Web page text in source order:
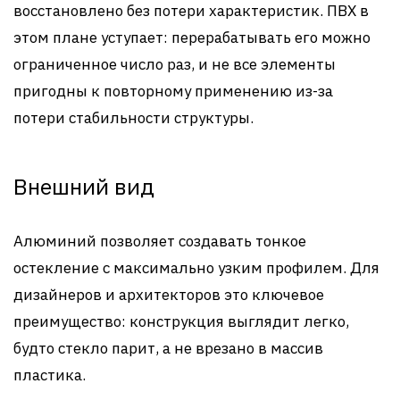
восстановлено без потери характеристик. ПВХ в
этом плане уступает: перерабатывать его можно
ограниченное число раз, и не все элементы
пригодны к повторному применению из-за
потери стабильности структуры.
Внешний вид
Алюминий позволяет создавать тонкое
остекление с максимально узким профилем. Для
дизайнеров и архитекторов это ключевое
преимущество: конструкция выглядит легко,
будто стекло парит, а не врезано в массив
пластика.